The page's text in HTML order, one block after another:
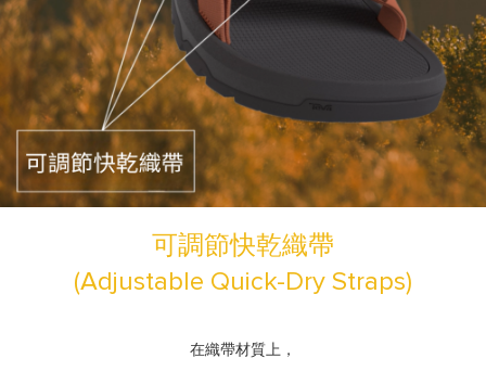
可調節快乾織帶
(Adjustable Quick-Dry Straps)
在織帶材質上，